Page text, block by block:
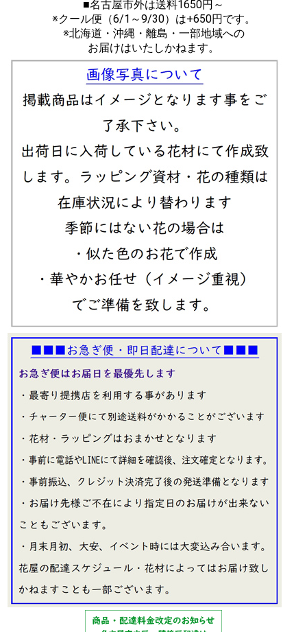
■名古屋市外は送料1650円～
※クール便（6/1～9/30）は+650円です。
※北海道・沖縄・離島・一部地域への
お届けはいたしかねます。